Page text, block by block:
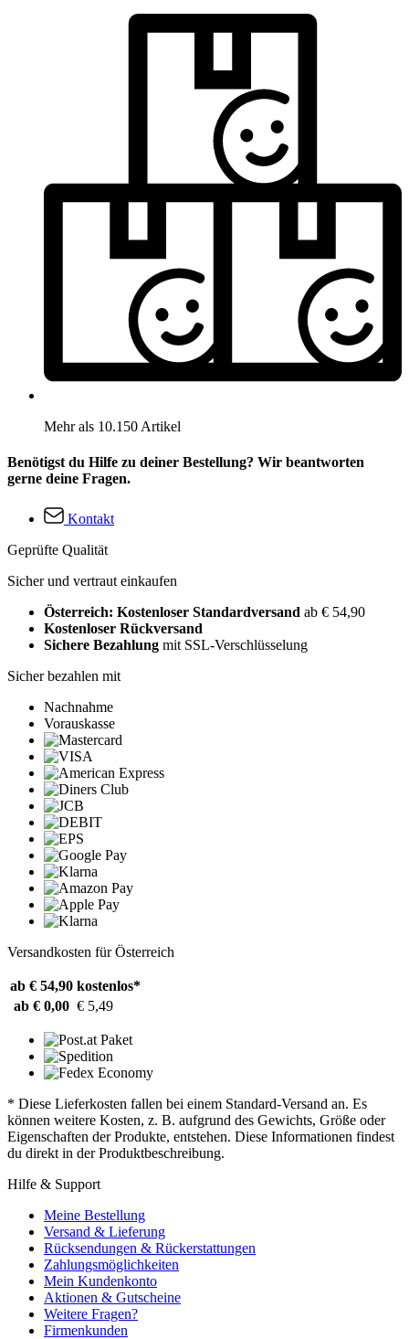
Mehr als 10.150 Artikel
Benötigst du Hilfe zu deiner Bestellung? Wir beantworten
gerne deine Fragen.
Kontakt
Geprüfte Qualität
Sicher und vertraut einkaufen
Österreich: Kostenloser Standardversand ab € 54,90
Kostenloser Rückversand
Sichere Bezahlung mit SSL-Verschlüsselung
Sicher bezahlen mit
Nachnahme
Vorauskasse
Versandkosten für Österreich
ab € 54,90 kostenlos*
ab € 0,00 € 5,49
* Diese Lieferkosten fallen bei einem Standard-Versand an. Es
können weitere Kosten, z. B. aufgrund des Gewichts, Größe oder
Eigenschaften der Produkte, entstehen. Diese Informationen findest
du direkt in der Produktbeschreibung.
Hilfe & Support
Meine Bestellung
Versand & Lieferung
Rücksendungen & Rückerstattungen
Zahlungsmöglichkeiten
Mein Kundenkonto
Aktionen & Gutscheine
Weitere Fragen?
Firmenkunden